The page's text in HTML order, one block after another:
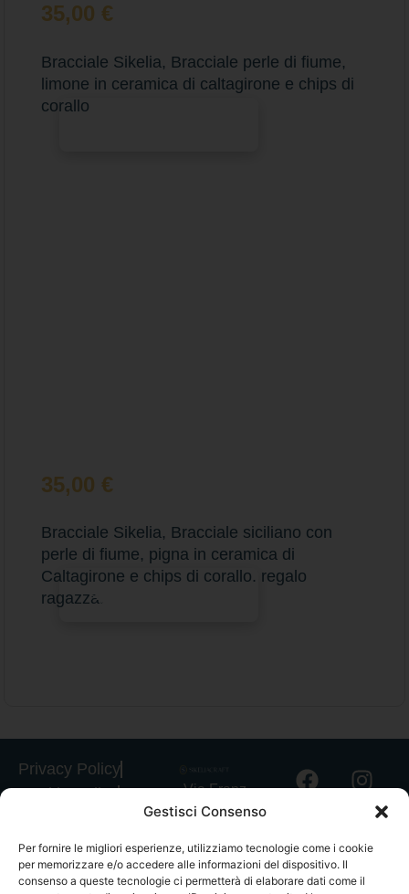
Gestisci Consenso
Per fornire le migliori esperienze, utilizziamo tecnologie come i cookie
per memorizzare e/o accedere alle informazioni del dispositivo. Il
consenso a queste tecnologie ci permetterà di elaborare dati come il
35,00 €
Bracciale Sikelia, Bracciale perle di fiume,
limone in ceramica di caltagirone e chips di
corallo
35,00 €
Bracciale Sikelia, Bracciale siciliano con
perle di fiume, pigna in ceramica di
Caltagirone e chips di corallo. regalo
ragazza.Aggiungi al carrello
Privacy Policy
Cookie Policy
Spedizioni
Informativa
Via Franz
Fischietti, 15
Palermo
+39